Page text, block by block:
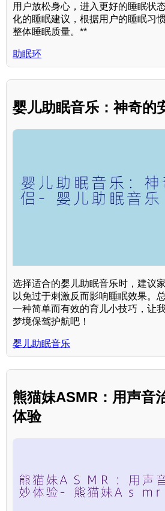
用户放松身心，进入更好的睡眠状
化的睡眠建议，根据用户的睡眠习
整体睡眠质量。**
助眠环
婴儿助眠音乐：神奇的
选择适合的婴儿助眠音乐时，建议
以免过于刺激反而影响睡眠效果。
一种简单而有效的育儿小技巧，让
梦境保驾护航吧！
婴儿助眠音乐
熊猫妹ASMR：用声音
体验